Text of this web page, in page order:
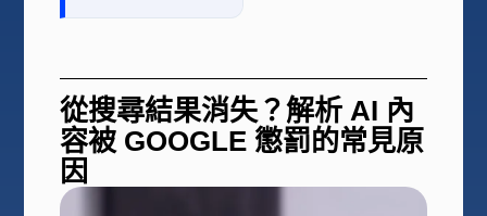
從搜尋結果消失？解析 AI 內
容被 GOOGLE 懲罰的常見原
因